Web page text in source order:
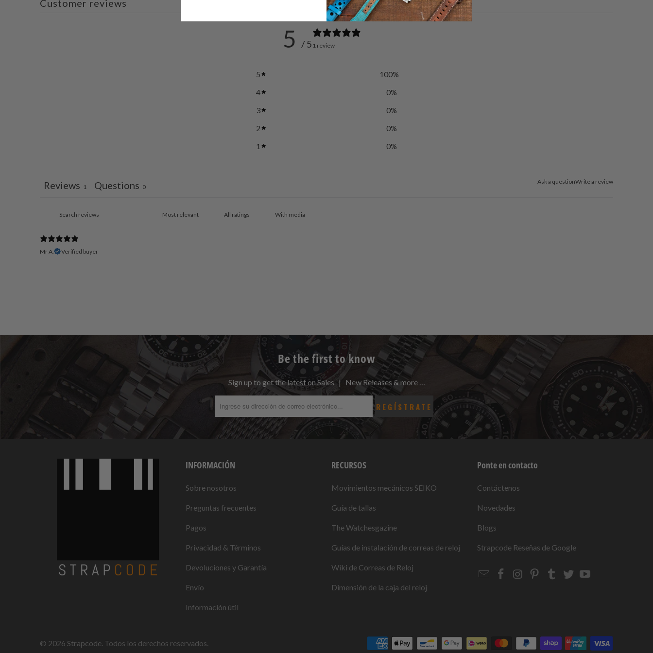
Customer reviews
5 / 5 1 review
5 100%
4
0%
3
0%
2
0%
1
0%
Ask a questionWrite a review
Reviews 1 Questions 0
With media
Mr A. Verified buyer
Be the first to know
Sign up to get the latest on Sales | New Releases & more …
INFORMACIÓN
Sobre nosotros
Preguntas frecuentes
Pagos
Privacidad & Términos
Devoluciones y Garantía
Envío
Información útil
RECURSOS
Movimientos mecánicos SEIKO
Guía de tallas
The Watchesgazine
Guías de instalación de correas de reloj
Wiki de Correas de Reloj
Dimensión de la caja del reloj
Ponte en contacto
Contáctenos
Novedades
Blogs
Strapcode Reseñas de Google
EmailStrapcode
Strapcode
Strapcode
Strapcode
Strapcode
© 2026 Strapcode. Todos los derechos reservados.